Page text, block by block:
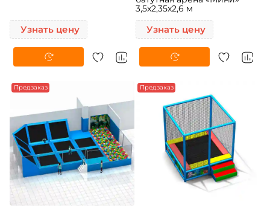
Узнать цену
3,5x2,35x2,6 м
Узнать цену
Предзаказ Предзаказ